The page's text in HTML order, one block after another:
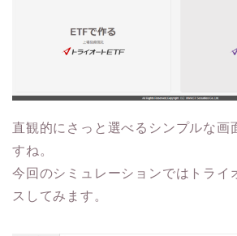
直観的にさっと選べるシンプルな画
すね。
今回のシミュレーションではトライ
スしてみます。